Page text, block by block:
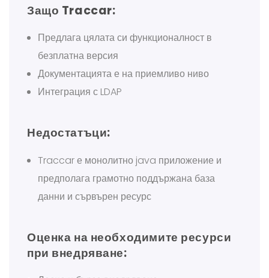
Защо Traccar:
Предлага цялата си функционалност в
безплатна версия
Документацията е на приемливо ниво
Интеграция с LDAP
Недостатъци:
Traccar е монолитно java приложение и
предполага грамотно поддържана база
данни и сървърен ресурс
Оценка на необходимите ресурси
при внедряване: